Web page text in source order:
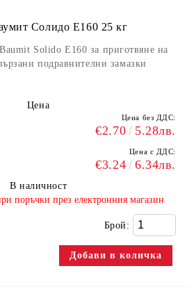
Солидо Е160 25 кг
Solido E160 за приготвяне на
подравнителни замазки
Цена
Цена без ДДС:
€2.70 5.28лв.
Цена с ДДС:
€3.24 6.34лв.
В наличност
поръчки през електронния магазин
Брой: